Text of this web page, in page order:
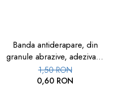
Banda antiderapare, din
granule abrazive, adeziva, 1
buc, 28cm
1,50 RON
0,60 RON